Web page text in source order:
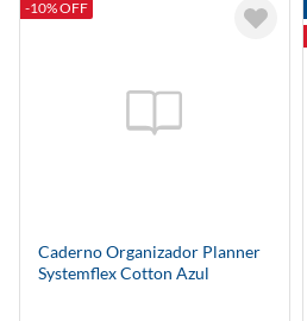
-10% OFF
Caderno Organizador Planner
Systemflex Cotton Azul